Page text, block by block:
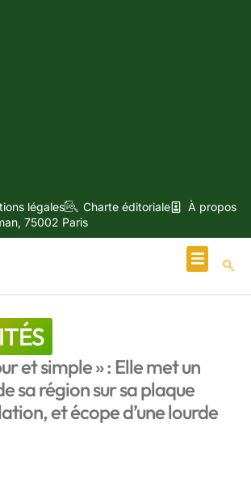
légales Charte éditoriale
À propos
75002 Paris
et simple » : Elle met un
sa région sur sa plaque
et écope d’une lourde